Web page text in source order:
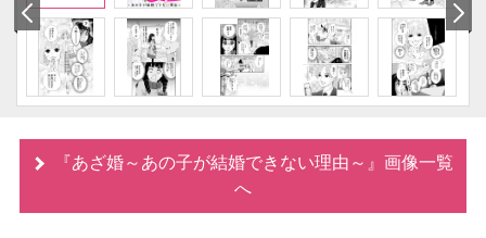
『あざ婚～あの子が結婚できない理由～』画像一覧
へ